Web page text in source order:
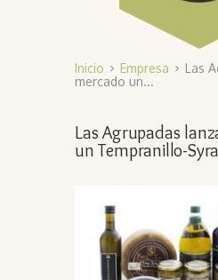
Inicio Empresa
Las
mercado un...
Las Agrupadas
un Tempranillo-